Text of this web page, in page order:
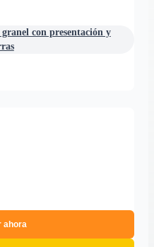
con presentación y
ahora